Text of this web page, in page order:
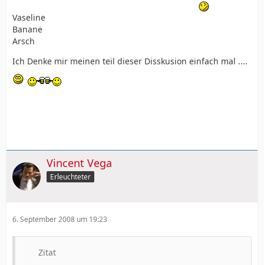
Vaseline
Banane
Arsch
Ich Denke mir meinen teil dieser Disskusion einfach mal ....
Vincent Vega
Erleuchteter
6. September 2008 um 19:23
Zitat